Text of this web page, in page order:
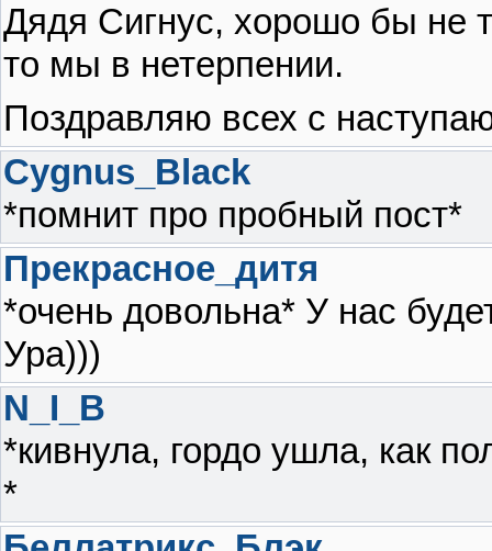
Дядя Сигнус, хорошо бы не
то мы в нетерпении.
Поздравляю всех с
Cygnus_Black
*помнит про пробный пост*
Прекрасное_дитя
*очень довольна* У нас
Ура)))
N_I_B
*кивнула, гордо ушла, как
*